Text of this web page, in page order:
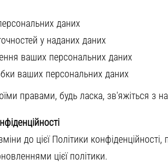
даних
у наданих даних
ваших персональних даних
ваших персональних даних
правами, будь ласка, зв'яжіться з
до цієї Політики
цієї політики.